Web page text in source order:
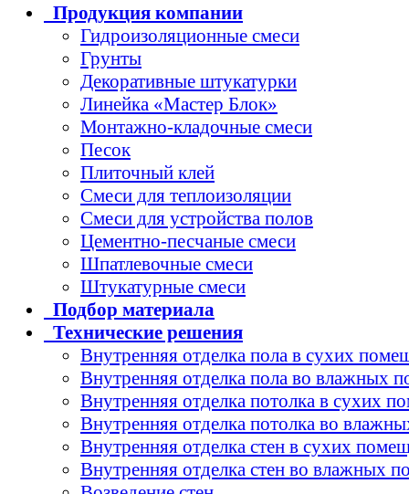
Продукция компании
Гидроизоляционные смеси
Грунты
Декоративные штукатурки
Линейка «Мастер Блок»
Монтажно-кладочные смеси
Песок
Плиточный клей
Смеси для теплоизоляции
Смеси для устройства полов
Цементно-песчаные смеси
Шпатлевочные смеси
Штукатурные смеси
Подбор материала
Технические решения
Внутренняя отделка пола в сухих
Внутренняя отделка пола во влажных
Внутренняя отделка потолка в сухих
Внутренняя отделка потолка во
Внутренняя отделка стен в сухих
Внутренняя отделка стен во влажных